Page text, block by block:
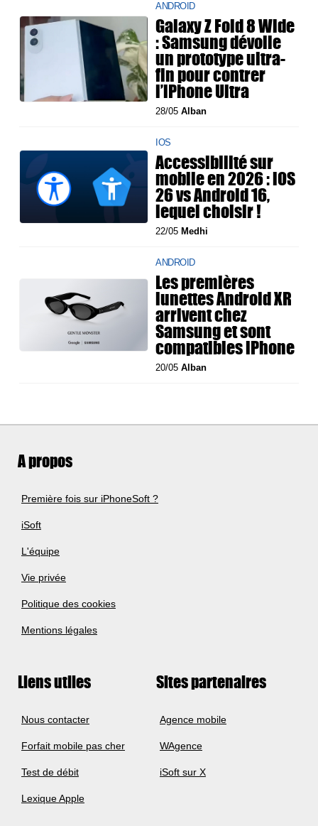
ANDROID
Galaxy Z Fold 8 Wide
: Samsung dévoile
un prototype ultra-
fin pour contrer
l’iPhone Ultra
28/05Alban
IOS
Accessibilité sur
mobile en 2026 : iOS
26 vs Android 16,
lequel choisir !
22/05 Medhi
ANDROID
Les premières
lunettes Android XR
arrivent chez
Samsung et sont
compatibles iPhone
20/05Alban
A propos
Première fois sur iPhoneSoft ?
iSoft
L'équipe
Vie privée
Politique des cookies
Mentions légales
Liens utiles
Nous contacter
Forfait mobile pas cher
Test de débit
Lexique Apple
Sites partenaires
Agence mobile
WAgence
iSoft sur X